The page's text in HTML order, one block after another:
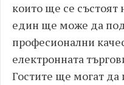
които ще се състоят
един ще може да
професионални
електронната
Гостите ще могат